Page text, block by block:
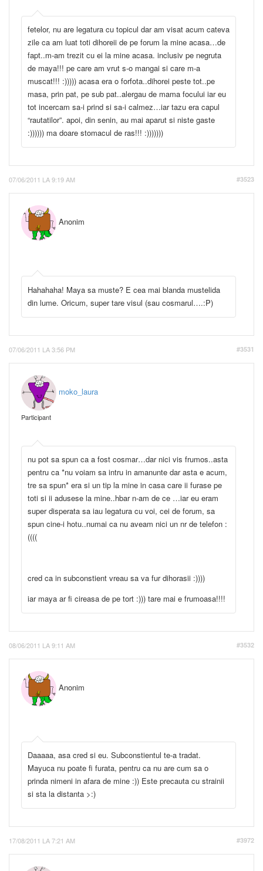
fetelor, nu are legatura cu topicul dar am visat acum cateva
zile ca am luat toti dihoreii de pe forum la mine acasa…de
fapt..m-am trezit cu ei la mine acasa. inclusiv pe negruta
de maya!!! pe care am vrut s-o mangai si care m-a
muscat!!! :))))) acasa era o forfota..dihorei peste tot..pe
masa, prin pat, pe sub pat..alergau de mama focului iar eu
tot incercam sa-i prind si sa-i calmez…iar tazu era capul
“rautatilor”. apoi, din senin, au mai aparut si niste gaste
:)))))) ma doare stomacul de ras!!! :)))))))
07/06/2011 LA 9:19 AM #3523
Anonim
Hahahaha! Maya sa muste? E cea mai blanda mustelida
din lume. Oricum, super tare visul (sau cosmarul….:P)
07/06/2011 LA 3:56 PM #3531
moko_laura
Participant
nu pot sa spun ca a fost cosmar…dar nici vis frumos..asta
pentru ca *nu voiam sa intru in amanunte dar asta e acum,
tre sa spun* era si un tip la mine in casa care ii furase pe
toti si ii adusese la mine..hbar n-am de ce …iar eu eram
super disperata sa iau legatura cu voi, cei de forum, sa
spun cine-i hotu..numai ca nu aveam nici un nr de telefon :
((((
cred ca in subconstient vreau sa va fur dihorasii :))))
iar maya ar fi cireasa de pe tort :))) tare mai e frumoasa!!!!
08/06/2011 LA 9:11 AM #3532
Anonim
Daaaaa, asa cred si eu. Subconstientul te-a tradat.
Mayuca nu poate fi furata, pentru ca nu are cum sa o
prinda nimeni in afara de mine :)) Este precauta cu strainii
si sta la distanta >:)
17/08/2011 LA 7:21 AM #3972